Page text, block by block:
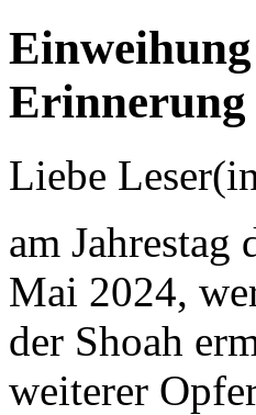
Erinnerung
Liebe
am
Mai 2024,
der Shoah
weiterer